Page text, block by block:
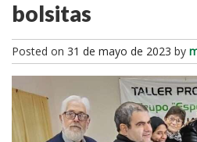
bolsitas
Posted on 31 de mayo de 2023 by